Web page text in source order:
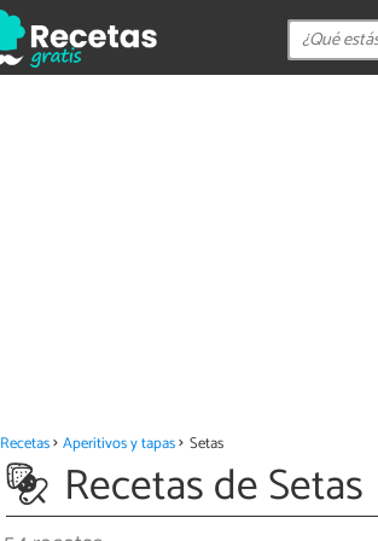
Recetas Aperitivos y tapas Setas
Recetas de Setas